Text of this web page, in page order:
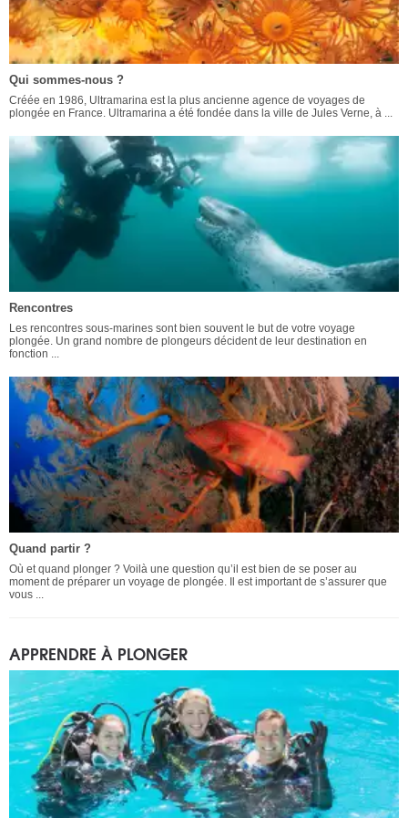
Qui sommes-nous ?
Créée en 1986, Ultramarina est la plus ancienne agence de voyages de
plongée en France. Ultramarina a été fondée dans la ville de Jules Verne, à ...
Rencontres
Les rencontres sous-marines sont bien souvent le but de votre voyage
plongée. Un grand nombre de plongeurs décident de leur destination en
fonction ...
Quand partir ?
Où et quand plonger ? Voilà une question qu’il est bien de se poser au
moment de préparer un voyage de plongée. Il est important de s’assurer que
vous ...
APPRENDRE À PLONGER